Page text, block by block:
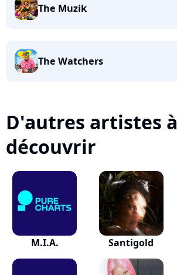
The Muzik
The Watchers
D'autres artistes à
découvrir
M.I.A. Santigold